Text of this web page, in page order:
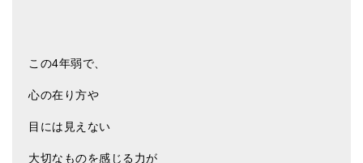
この4年弱で、
心の在り方や
目には見えない
大切なものを感じる力が